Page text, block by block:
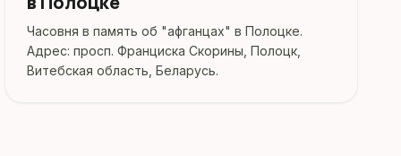
Часовня в память об "афганцах" в Полоцке.
Адрес: просп. Франциска Скорины, Полоцк,
Витебская область, Беларусь.